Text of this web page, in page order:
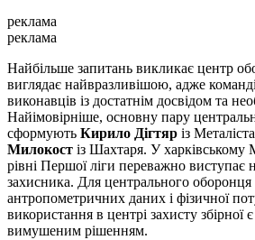
реклама
реклама
Найбільше запитань викликає центр
виглядає найвразливішою, адже
виконавців із достатнім досвідом та
Найімовірніше, основну пару
сформують Кирило Дігтяр із
Милокост із Шахтаря. У харківському
рівні Першої ліги переважно виступає
захисника. Для центрального
антропометричних даних і фізичної
використання в центрі захисту
вимушеним рішенням.